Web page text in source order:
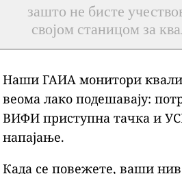
зашто не бисте
својом станицом за
Наши ГАИА монитори
веома лако подешавају:
ВИФИ приступна тачка и
напајање.
Када се повежете, ваши